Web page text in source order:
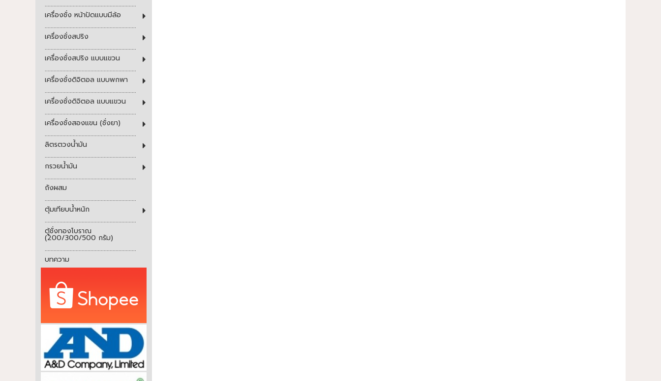
..............................................................
เครื่องชั่ง หน้าปัดแบบมีล้อ
..............................................................
เครื่องชั่งสปริง
..............................................................
เครื่องชั่งสปริง แบบแขวน
..............................................................
เครื่องชั่งดิจิตอล แบบพกพา
..............................................................
เครื่องชั่งดิจิตอล แบบแขวน
..............................................................
เครื่องชั่งสองแขน (ชั่งยา)
..............................................................
ลิตรตวงน้ำมัน
..............................................................
กรวยน้ำมัน
..............................................................
ถังผสม
..............................................................
ตุ้มเทียบน้ำหนัก
..............................................................
ตู้ชั่งทองโบราณ
(200/300/500 กรัม)
..............................................................
บทความ